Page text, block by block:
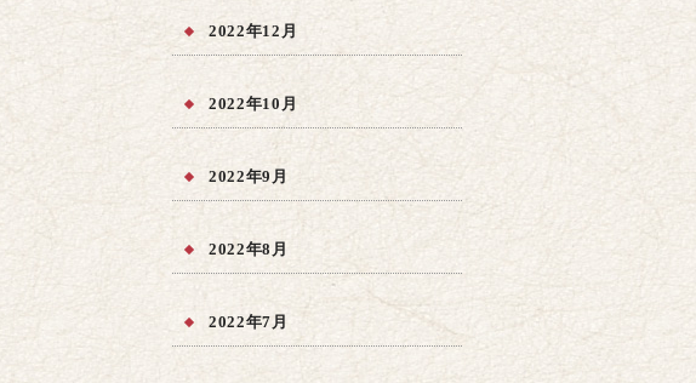
2022年12月
2022年10月
2022年9月
2022年8月
2022年7月